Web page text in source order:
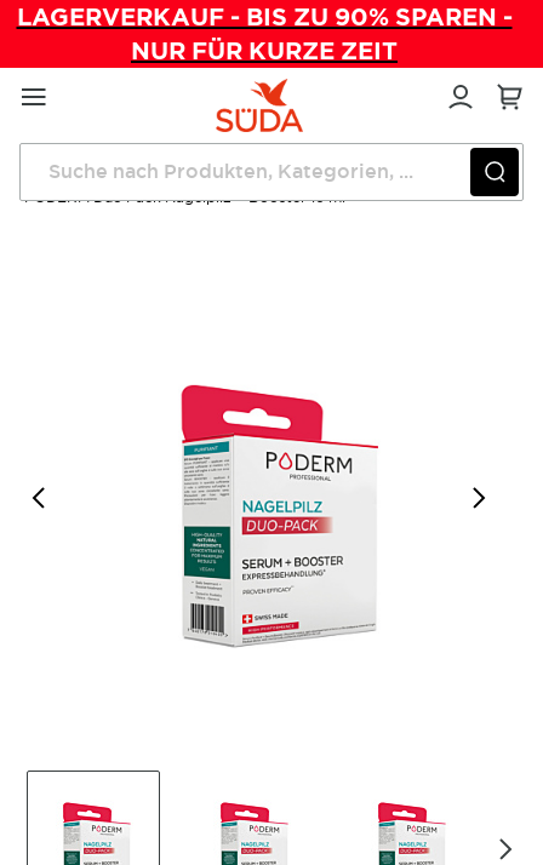
LAGERVERKAUF - BIS ZU 90% SPAREN -
NUR FÜR KURZE ZEIT
Direkt
zum
Inhalt
Startseite
Pflegeprodukte
PODERM Duo Pack Nagelpilz + Booster 16 ml